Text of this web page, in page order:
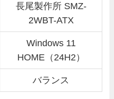
長尾製作所 SMZ-
2WBT-ATX
Windows 11
HOME（24H2）
バランス